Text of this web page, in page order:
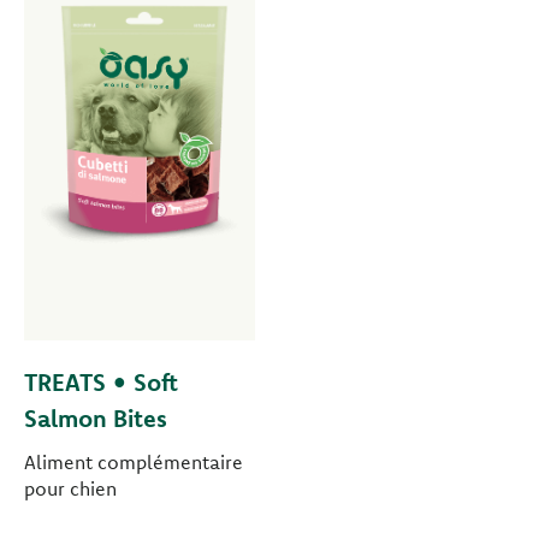
TREATS • Soft
Salmon Bites
Aliment complémentaire
pour chien